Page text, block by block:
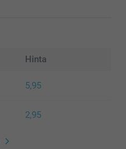
Hinta
5,95
2,95